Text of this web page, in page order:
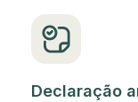
Declaração